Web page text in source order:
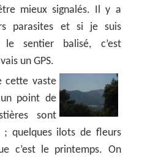
mieux signalés. Il y a
parasites et si je suis
sentier balisé, c’est
un GPS.
cette vaste
point de
sont
; quelques ilots de fleurs
c’est le printemps. On